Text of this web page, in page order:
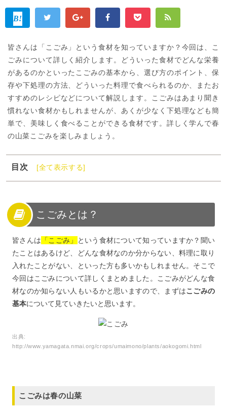
皆さんは「こごみ」という食材を知っていますか？今回は、こ
ごみについて詳しく紹介します。どういった食材でどんな栄養
があるのかといったこごみの基本から、選び方のポイント、保
存や下処理の方法、どういった料理で食べられるのか、またお
すすめのレシピなどについて解説します。こごみはあまり聞き
慣れない食材かもしれませんが、あくが少なく下処理なども簡
単で、美味しく食べることができる食材です。詳しく学んで春
の山菜こごみを楽しみましょう。
目次
[全て表示する]
1
こごみとは？
3
こごみの下処理方法と食べ方
4
こごみのおすすめ料理レシピ
5
こごみを食べてみよう！
こごみとは？
皆さんは 「こごみ」
という食材について知っていますか？聞い
たことはあるけど、どんな食材なのか分からない、料理に取り
入れたことがない、といった方も多いかもしれません。そこで
今回はこごみについて詳しくまとめました。こごみがどんな食
材なのか知らない人もいるかと思いますので、まずはこごみの
基本について見ていきたいと思います。
出典:
http://www.yamagata.nmai.org/crops/umaimono/plants/aokogomi.html
こごみは春の山菜